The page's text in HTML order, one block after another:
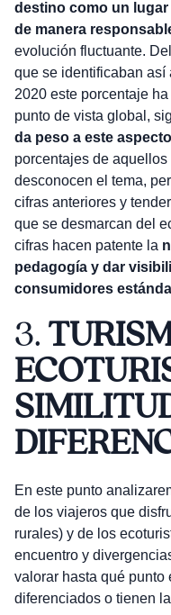
destino como un
de manera
evolución fluctuante.
que se identificaban así
2020 este porcentaje
punto de vista global,
da peso a este aspecto
porcentajes de
desconocen el tema,
cifras anteriores y
que se desmarcan del
cifras hacen patente la
pedagogía y dar
consumidores
3.
En este punto
de los viajeros que
rurales) y de los
encuentro y
valorar hasta qué punto
diferenciados o tienen